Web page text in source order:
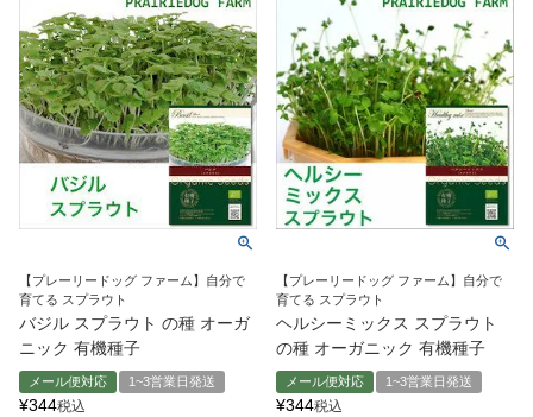
【プレーリードッグ ファーム】自分で
育てる スプラウト
バジル スプラウト の種 オーガ
ニック 有機種子
メール便対応 1~3営業日発送
¥344税込
【プレーリードッグ ファーム】自分で
育てる スプラウト
ヘルシーミックス スプラウト
の種 オーガニック 有機種子
メール便対応 1~3営業日発送
¥344税込